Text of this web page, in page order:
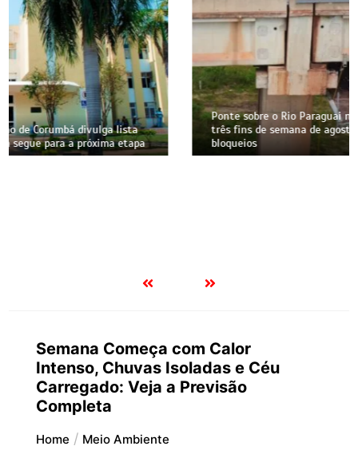
Ponte sobre o Rio Paraguai na BR-262 terá interdições em
três fins de semana de agosto; veja datas e horários dos
bloqueios
Semana Começa com Calor
Intenso, Chuvas Isoladas e Céu
Carregado: Veja a Previsão
Completa
Home Meio Ambiente